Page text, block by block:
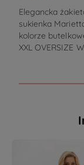
Elegancka
sukienka
kolorze
XXL OVERSIZE